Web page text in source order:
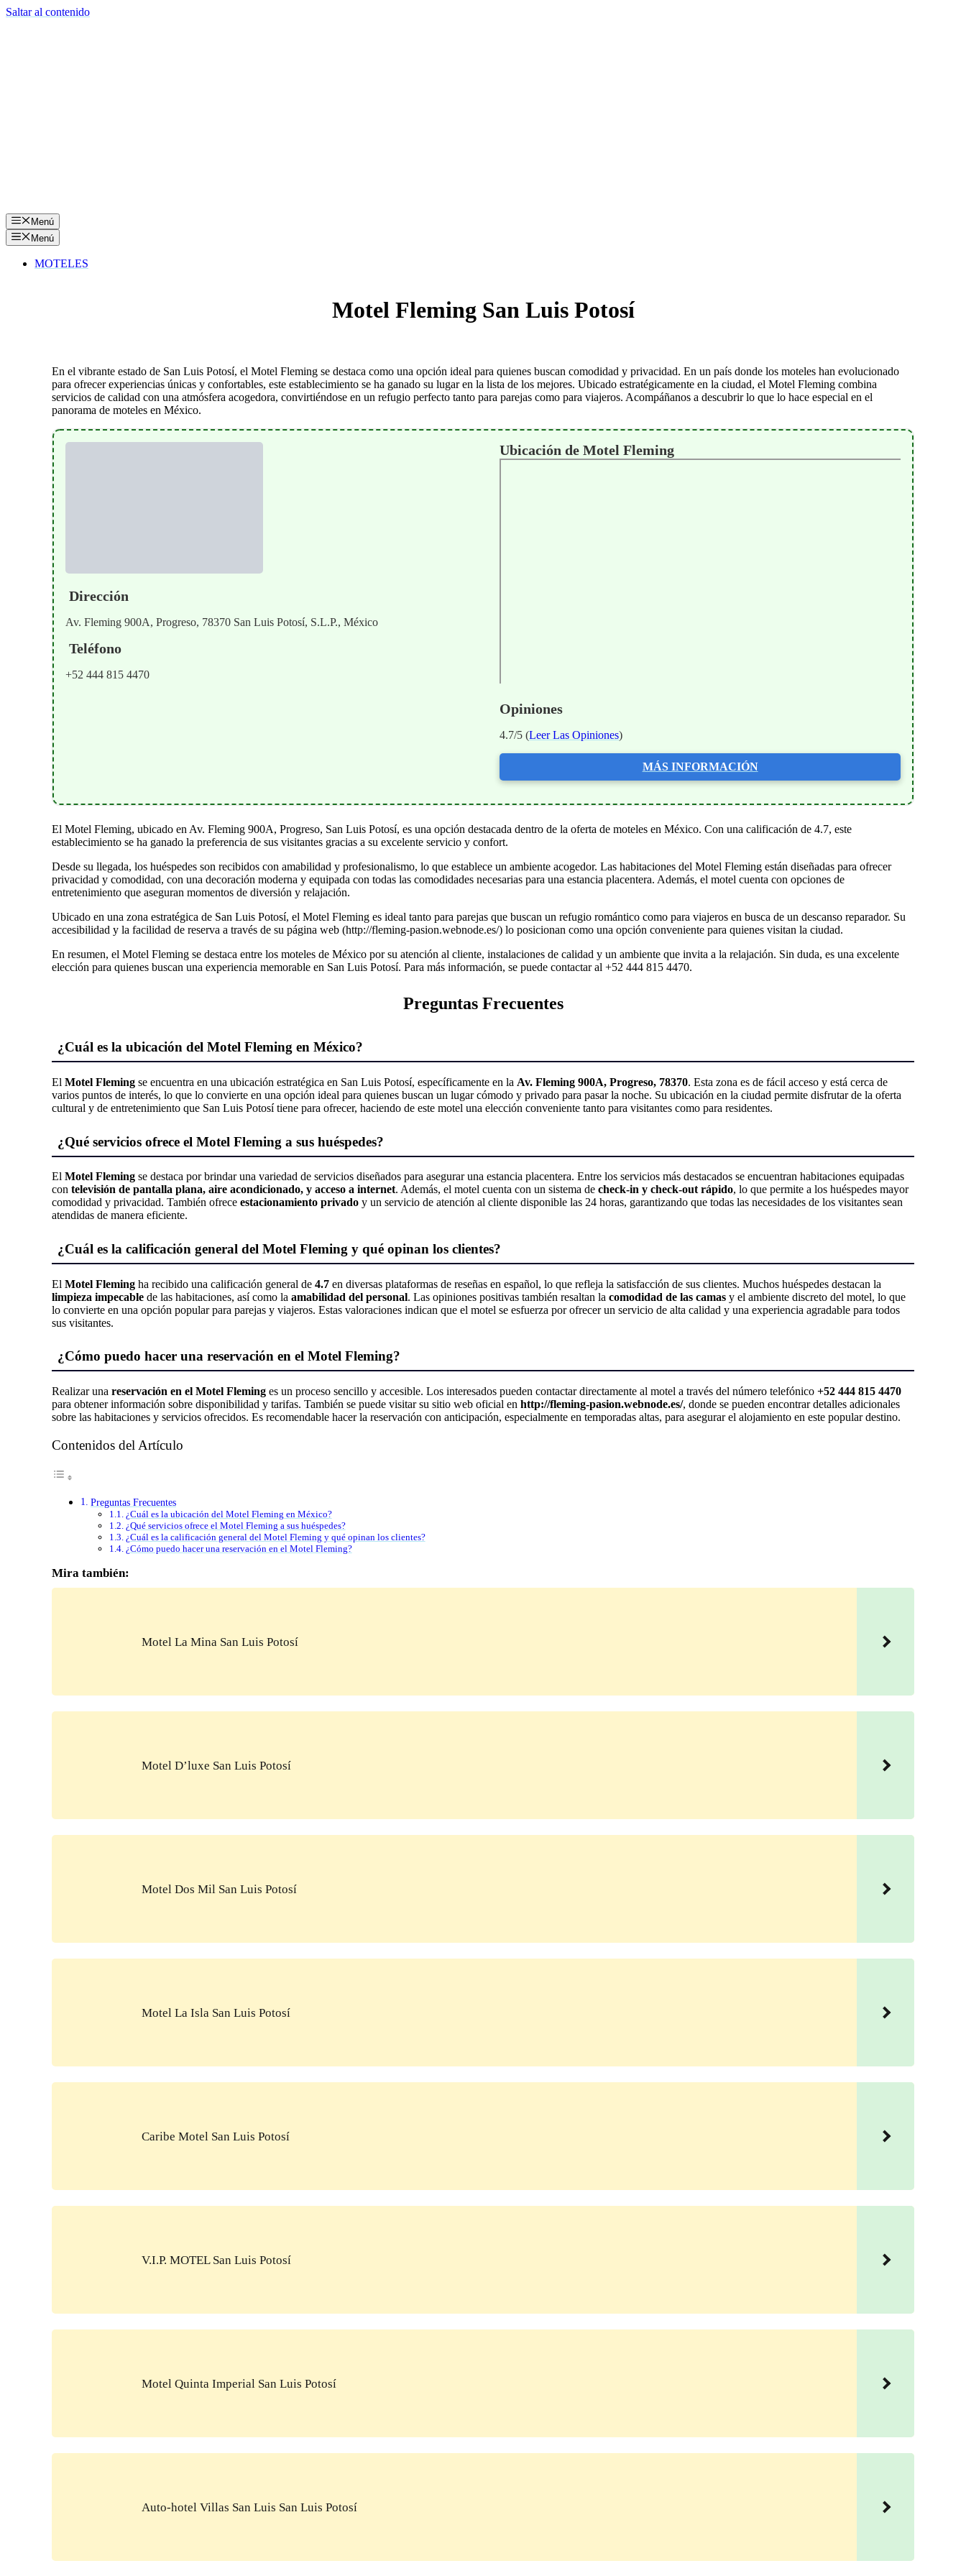
Saltar al contenido
Menú
Menú
MOTELES
Motel Fleming San Luis Potosí
En el vibrante estado de San Luis Potosí, el Motel Fleming se destaca como una opción ideal para quienes buscan comodidad y privacidad. En un país donde los moteles han evolucionado
para ofrecer experiencias únicas y confortables, este establecimiento se ha ganado su lugar en la lista de los mejores. Ubicado estratégicamente en la ciudad, el Motel Fleming combina
servicios de calidad con una atmósfera acogedora, convirtiéndose en un refugio perfecto tanto para parejas como para viajeros. Acompáñanos a descubrir lo que lo hace especial en el
panorama de moteles en México.
Dirección
Av. Fleming 900A, Progreso, 78370 San Luis Potosí, S.L.P., México
Teléfono
+52 444 815 4470
Ubicación de Motel Fleming
Opiniones
4.7/5 (Leer Las Opiniones)
MÁS INFORMACIÓN
El Motel Fleming, ubicado en Av. Fleming 900A, Progreso, San Luis Potosí, es una opción destacada dentro de la oferta de moteles en México. Con una calificación de 4.7, este
establecimiento se ha ganado la preferencia de sus visitantes gracias a su excelente servicio y confort.
Desde su llegada, los huéspedes son recibidos con amabilidad y profesionalismo, lo que establece un ambiente acogedor. Las habitaciones del Motel Fleming están diseñadas para ofrecer
privacidad y comodidad, con una decoración moderna y equipada con todas las comodidades necesarias para una estancia placentera. Además, el motel cuenta con opciones de
entretenimiento que aseguran momentos de diversión y relajación.
Ubicado en una zona estratégica de San Luis Potosí, el Motel Fleming es ideal tanto para parejas que buscan un refugio romántico como para viajeros en busca de un descanso reparador. Su
accesibilidad y la facilidad de reserva a través de su página web (http://fleming-pasion.webnode.es/) lo posicionan como una opción conveniente para quienes visitan la ciudad.
En resumen, el Motel Fleming se destaca entre los moteles de México por su atención al cliente, instalaciones de calidad y un ambiente que invita a la relajación. Sin duda, es una excelente
elección para quienes buscan una experiencia memorable en San Luis Potosí. Para más información, se puede contactar al +52 444 815 4470.
Preguntas Frecuentes
¿Cuál es la ubicación del Motel Fleming en México?
El Motel Fleming se encuentra en una ubicación estratégica en San Luis Potosí, específicamente en la Av. Fleming 900A, Progreso, 78370. Esta zona es de fácil acceso y está cerca de
varios puntos de interés, lo que lo convierte en una opción ideal para quienes buscan un lugar cómodo y privado para pasar la noche. Su ubicación en la ciudad permite disfrutar de la oferta
cultural y de entretenimiento que San Luis Potosí tiene para ofrecer, haciendo de este motel una elección conveniente tanto para visitantes como para residentes.
¿Qué servicios ofrece el Motel Fleming a sus huéspedes?
El Motel Fleming se destaca por brindar una variedad de servicios diseñados para asegurar una estancia placentera. Entre los servicios más destacados se encuentran habitaciones equipadas
con televisión de pantalla plana, aire acondicionado, y acceso a internet. Además, el motel cuenta con un sistema de check-in y check-out rápido, lo que permite a los huéspedes mayor
comodidad y privacidad. También ofrece estacionamiento privado y un servicio de atención al cliente disponible las 24 horas, garantizando que todas las necesidades de los visitantes sean
atendidas de manera eficiente.
¿Cuál es la calificación general del Motel Fleming y qué opinan los clientes?
El Motel Fleming ha recibido una calificación general de 4.7 en diversas plataformas de reseñas en español, lo que refleja la satisfacción de sus clientes. Muchos huéspedes destacan la
limpieza impecable de las habitaciones, así como la amabilidad del personal. Las opiniones positivas también resaltan la comodidad de las camas y el ambiente discreto del motel, lo que
lo convierte en una opción popular para parejas y viajeros. Estas valoraciones indican que el motel se esfuerza por ofrecer un servicio de alta calidad y una experiencia agradable para todos
sus visitantes.
¿Cómo puedo hacer una reservación en el Motel Fleming?
Realizar una reservación en el Motel Fleming es un proceso sencillo y accesible. Los interesados pueden contactar directamente al motel a través del número telefónico +52 444 815 4470
para obtener información sobre disponibilidad y tarifas. También se puede visitar su sitio web oficial en http://fleming-pasion.webnode.es/, donde se pueden encontrar detalles adicionales
sobre las habitaciones y servicios ofrecidos. Es recomendable hacer la reservación con anticipación, especialmente en temporadas altas, para asegurar el alojamiento en este popular destino.
Contenidos del Artículo
Preguntas Frecuentes
¿Cuál es la ubicación del Motel Fleming en México?
¿Qué servicios ofrece el Motel Fleming a sus huéspedes?
¿Cuál es la calificación general del Motel Fleming y qué opinan los clientes?
¿Cómo puedo hacer una reservación en el Motel Fleming?
Mira también:
Motel La Mina San Luis Potosí
Motel D’luxe San Luis Potosí
Motel Dos Mil San Luis Potosí
Motel La Isla San Luis Potosí
Caribe Motel San Luis Potosí
V.I.P. MOTEL San Luis Potosí
Motel Quinta Imperial San Luis Potosí
Auto-hotel Villas San Luis San Luis Potosí